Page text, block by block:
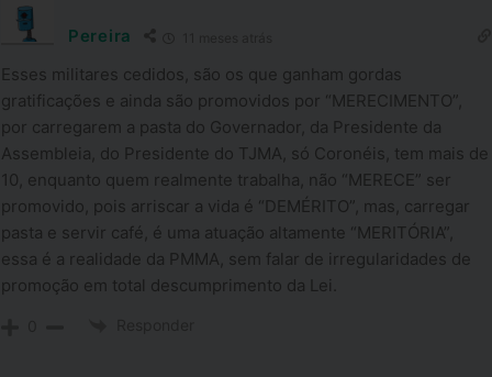
Pereira
Esses militares cedidos, são os que ganham gordas
gratificações e ainda são promovidos por “MERECIMENTO”,
por carregarem a pasta do Governador, da Presidente da
Assembleia, do Presidente do TJMA, só Coronéis, tem mais de
10, enquanto quem realmente trabalha, não “MERECE” ser
promovido, pois arriscar a vida é “DEMÉRITO”, mas, carregar
pasta e servir café, é uma atuação altamente “MERITÓRIA”,
essa é a realidade da PMMA, sem falar de irregularidades de
promoção em total descumprimento da Lei.